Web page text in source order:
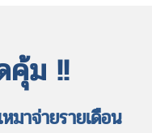
คุ้ม !!
มาจ่ายรายเดือน